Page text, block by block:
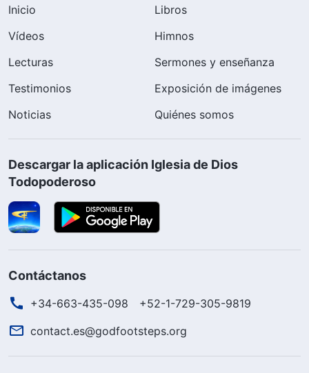
Inicio
Libros
Vídeos
Himnos
Lecturas
Sermones y enseñanza
Testimonios
Exposición de imágenes
Noticias
Quiénes somos
Descargar la aplicación Iglesia de Dios
Todopoderoso
Contáctanos
+34-663-435-098
+52-1-729-305-9819
contact.es@godfootsteps.org